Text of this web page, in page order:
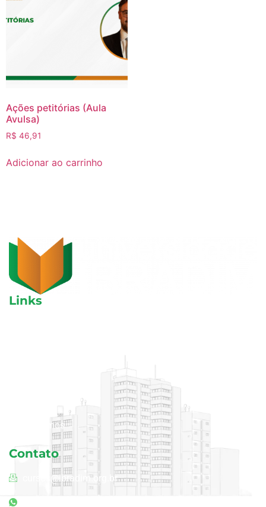
Ações petitórias (Aula
Avulsa)
R$ 46,91
Adicionar ao carrinho
Links
Quem somos
Contato
cursos@ibradim.org.br